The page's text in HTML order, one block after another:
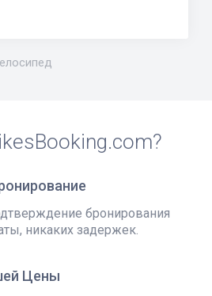
бронирования
никаких задержек.
Цены